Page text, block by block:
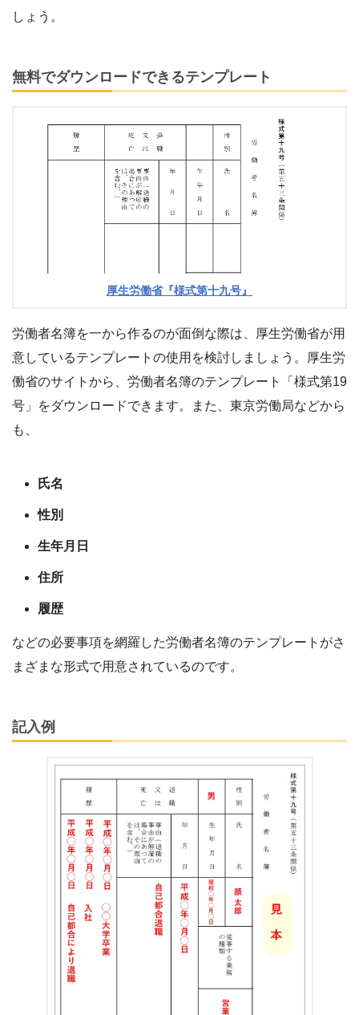
しょう。
無料でダウンロードできるテンプレート
厚生労働省『様式第十九号』
労働者名簿を一から作るのが面倒な際は、厚生労働省が用
意しているテンプレートの使用を検討しましょう。厚生労
働省のサイトから、労働者名簿のテンプレート「様式第19
号」をダウンロードできます。また、東京労働局などから
も、
氏名
性別
生年月日
住所
履歴
などの必要事項を網羅した労働者名簿のテンプレートがさ
まざまな形式で用意されているのです。
記入例